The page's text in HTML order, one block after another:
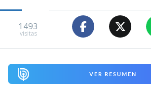
1493
visitas
VER RESUMEN